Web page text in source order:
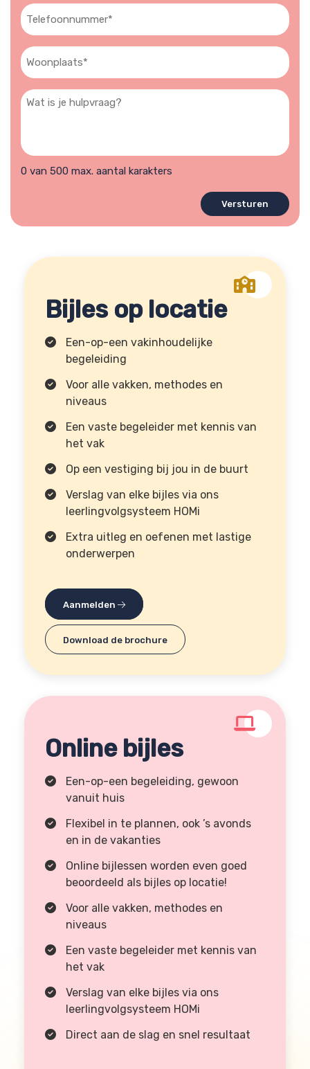
(Vereist)
Telefoon
(Vereist)
Woonplaats
(Vereist)
Wat
hulpvraag?
0 van 500 max. aantal karakters
Bijles op locatie
Een-op-een vakinhoudelijke
begeleiding
Voor alle vakken, methodes en
niveaus
Een vaste begeleider met kennis van
het vak
Op een vestiging bij jou in de buurt
Verslag van elke bijles via ons
leerlingvolgsysteem HOMi
Extra uitleg en oefenen met lastige
onderwerpen
Aanmelden
Download de brochure
Online bijles
Een-op-een begeleiding, gewoon
vanuit huis
Flexibel in te plannen, ook ’s avonds
en in de vakanties
Online bijlessen worden even goed
beoordeeld als bijles op locatie!
Voor alle vakken, methodes en
niveaus
Een vaste begeleider met kennis van
het vak
Verslag van elke bijles via ons
leerlingvolgsysteem HOMi
Direct aan de slag en snel resultaat